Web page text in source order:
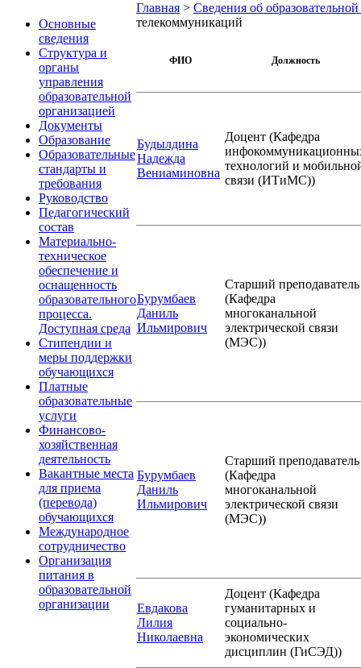
Основные
сведения
Структура и
органы
управления
образовательной
организацией
Документы
Образование
Образовательные
стандарты и
требования
Руководство
Педагогический
состав
Материально-
техническое
обеспечение и
оснащенность
образовательного
процесса.
Доступная среда
Стипендии и
меры поддержки
обучающихся
Платные
образовательные
услуги
Финансово-
хозяйственная
деятельность
Вакантные места
для приема
(перевода)
обучающихся
Международное
сотрудничество
Организация
питания в
образовательной
организации
Главная > Сведения об
телекоммуникаций
ФИО Должность
Будылдина
Надежда
Вениаминовна
Доцент (Кафедра
технологий и
связи (ИТиМС))
Бурумбаев
Даниль
Ильмирович
Старший преподаватель
(Кафедра
многоканальной
электрической связи
(МЭС))
Бурумбаев
Даниль
Ильмирович
Старший преподаватель
(Кафедра
многоканальной
электрической связи
(МЭС))
Евдакова
Лилия
Николаевна
Доцент (Кафедра
гуманитарных и
социально-
экономических
дисциплин (ГиСЭД))